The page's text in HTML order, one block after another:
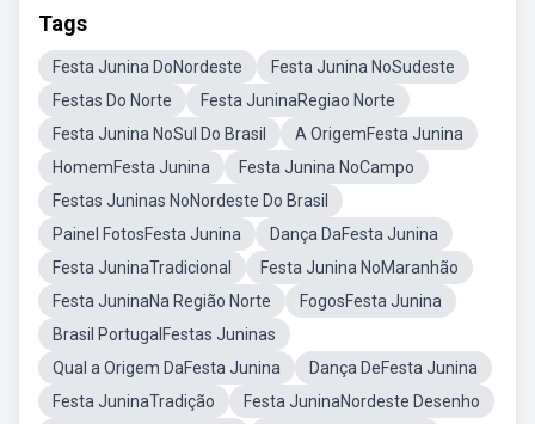
Tags
Festa Junina DoNordeste
Festa Junina NoSudeste
Festas Do Norte
Festa JuninaRegiao Norte
Festa Junina NoSul Do Brasil
A OrigemFesta Junina
HomemFesta Junina
Festa Junina NoCampo
Festas Juninas NoNordeste Do Brasil
Painel FotosFesta Junina
Dança DaFesta Junina
Festa JuninaTradicional
Festa Junina NoMaranhão
Festa JuninaNa Região Norte
FogosFesta Junina
Brasil PortugalFestas Juninas
Qual a Origem DaFesta Junina
Dança DeFesta Junina
Festa JuninaTradição
Festa JuninaNordeste Desenho